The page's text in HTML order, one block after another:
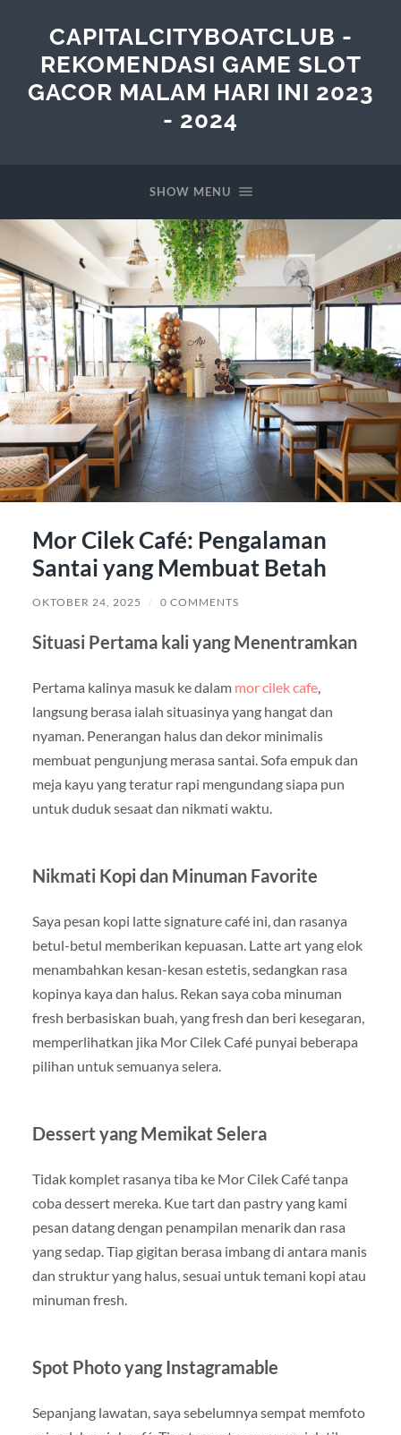
CAPITALCITYBOATCLUB -
REKOMENDASI GAME SLOT
GACOR MALAM HARI INI 2023
- 2024
SHOW MENU
Mor Cilek Café: Pengalaman
Santai yang Membuat Betah
OKTOBER 24, 2025 / 0 COMMENTS
Situasi Pertama kali yang Menentramkan
Pertama kalinya masuk ke dalam mor cilek cafe,
langsung berasa ialah situasinya yang hangat dan
nyaman. Penerangan halus dan dekor minimalis
membuat pengunjung merasa santai. Sofa empuk dan
meja kayu yang teratur rapi mengundang siapa pun
untuk duduk sesaat dan nikmati waktu.
Nikmati Kopi dan Minuman Favorite
Saya pesan kopi latte signature café ini, dan rasanya
betul-betul memberikan kepuasan. Latte art yang elok
menambahkan kesan-kesan estetis, sedangkan rasa
kopinya kaya dan halus. Rekan saya coba minuman
fresh berbasiskan buah, yang fresh dan beri kesegaran,
memperlihatkan jika Mor Cilek Café punyai beberapa
pilihan untuk semuanya selera.
Dessert yang Memikat Selera
Tidak komplet rasanya tiba ke Mor Cilek Café tanpa
coba dessert mereka. Kue tart dan pastry yang kami
pesan datang dengan penampilan menarik dan rasa
yang sedap. Tiap gigitan berasa imbang di antara manis
dan struktur yang halus, sesuai untuk temani kopi atau
minuman fresh.
Spot Photo yang Instagramable
Sepanjang lawatan, saya sebelumnya sempat memfoto